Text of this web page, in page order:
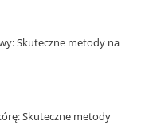
Skuteczne metody na
Skuteczne metody